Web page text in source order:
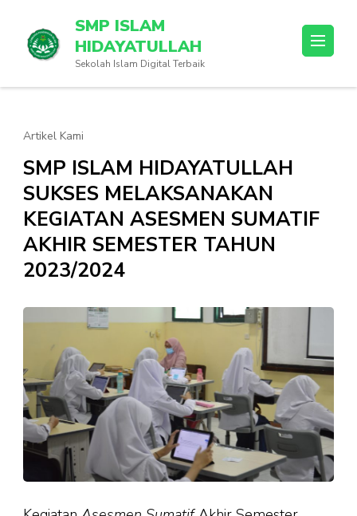
konten
SMP ISLAM
HIDAYATULLAH
Sekolah Islam Digital Terbaik
Artikel Kami
SMP ISLAM HIDAYATULLAH
SUKSES MELAKSANAKAN
KEGIATAN ASESMEN SUMATIF
AKHIR SEMESTER TAHUN
2023/2024